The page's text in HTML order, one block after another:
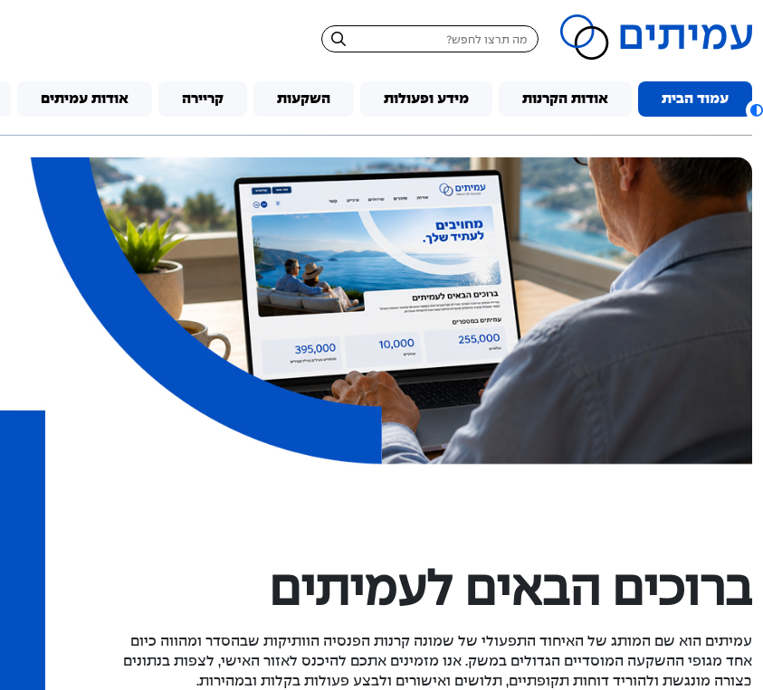
עמוד הבית אודות הקרנות מידע ופעולות השקעות קריירה אודות עמיתים
ברוכים הבאים לעמיתים
עמיתים הוא שם המותג של האיחוד התפעולי של שמונה קרנות הפנסיה הוותיקות שבהסדר ומהווה כיום
אחד מגופי ההשקעה המוסדיים הגדולים במשק. אנו מזמינים אתכם להיכנס לאזור האישי, לצפות בנתונים
בצורה מונגשת ולהוריד דוחות תקופתיים, תלושים ואישורים ולבצע פעולות בקלות ובמהירות.